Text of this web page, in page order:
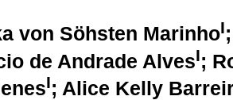
von Söhsten MarinhoI
de Andrade AlvesI;
I; Alice Kelly